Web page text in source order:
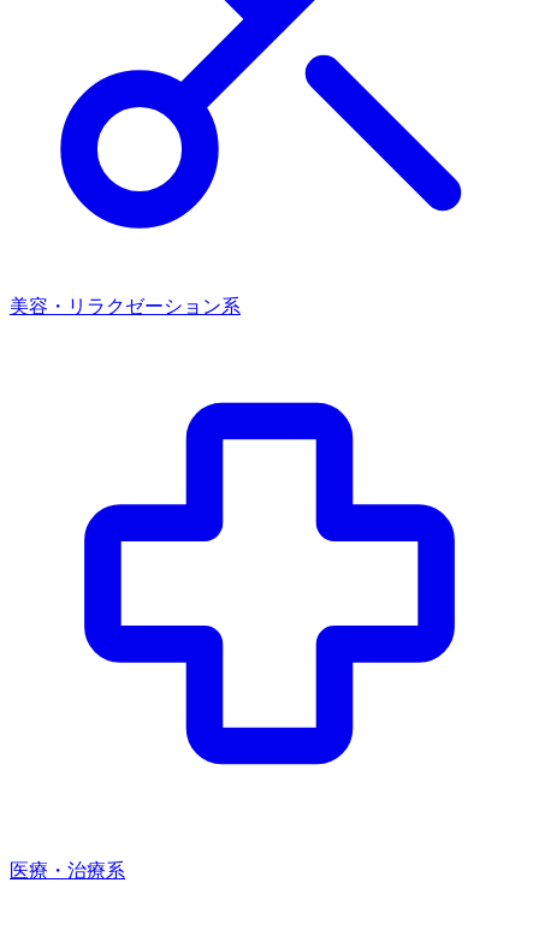
美容・リラクゼーション系
医療・治療系